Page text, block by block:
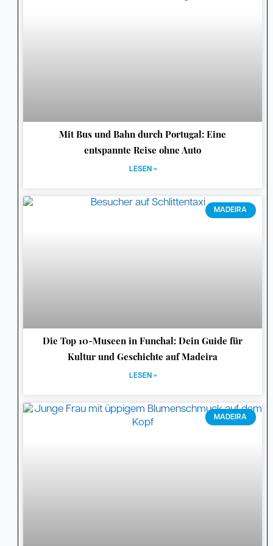
Mit Bus und Bahn durch Portugal: Eine
entspannte Reise ohne Auto
LESEN »
MADEIRA
Die Top 10-Museen in Funchal: Dein Guide für
Kultur und Geschichte auf Madeira
LESEN »
MADEIRA